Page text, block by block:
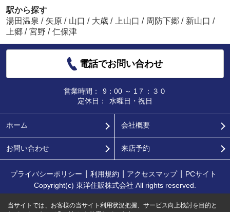
駅から探す
湯田温泉 / 矢原 / 山口 / 大歳 / 上山口 / 周防下郷 / 新山口 /
上郷 / 宮野 / 仁保津
電話でお問い合わせ
営業時間：
9：00 ～ 1７：３０
定休日：
水曜日・祝日
ホーム 会社概要
お問い合わせ 来店予約
プライバシーポリシー 利用規約 アクセスマップ
PCサイト
Copyright(c) 東洋住販株式会社 All rights reserved.
当サイトでは、お客様の当サイト利用状況把握、サービス向上検討を目的と